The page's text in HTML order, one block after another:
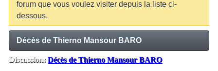
forum que vous voulez visiter depuis la liste ci-
dessous.
Décès de Thierno Mansour BARO
Discussion: Décès de Thierno Mansour BARO